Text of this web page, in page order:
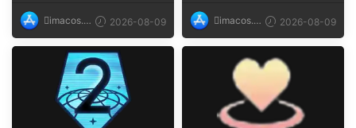
imacos.t
op
2026-08-09
imacos.t
op
2026-08-09